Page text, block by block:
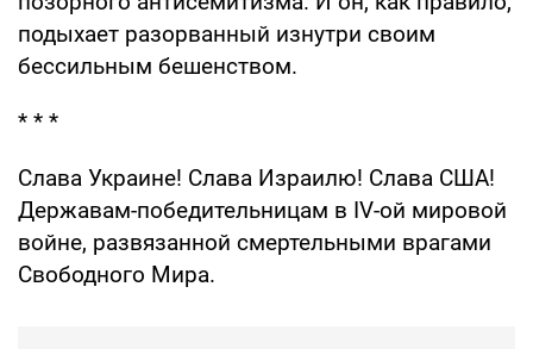
подыхает разорванный изнутри своим
бессильным бешенством.
* * *
Слава Украине! Слава Израилю! Слава США!
Державам-победительницам в IV-ой мировой
войне, развязанной смертельными врагами
Свободного Мира.